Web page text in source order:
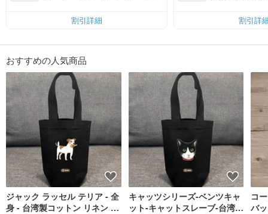
割引詳細
割引詳
おすすめの人気商品
ジャック ラッセル テリア - 全
身 - 台湾製コットン リネン -
キャッツシリーズ-ベンツキャ
ット-キャットスレーブ-台湾の
コ
バ